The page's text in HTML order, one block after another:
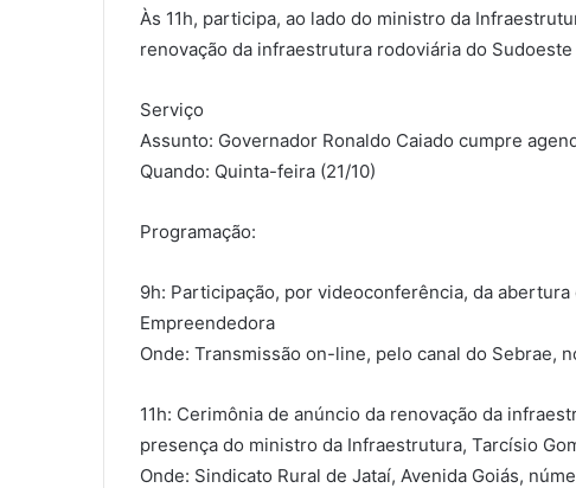
Às 11h, participa, ao lado do ministro da
renovação da infraestrutura rodoviária do
Serviço
Assunto: Governador Ronaldo Caiado cumpre
Quando: Quinta-feira (21/10)
Programação:
9h: Participação, por videoconferência, da
Empreendedora
Onde: Transmissão on-line, pelo canal do Sebrae,
11h: Cerimônia de anúncio da renovação da
presença do ministro da Infraestrutura, Tarcísio
Onde: Sindicato Rural de Jataí, Avenida Goiás,